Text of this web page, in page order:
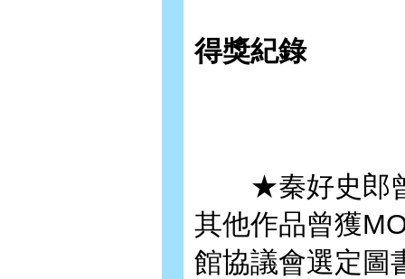
得獎紀錄
★秦好史郎曾
其他作品曾獲
館協議會選定圖